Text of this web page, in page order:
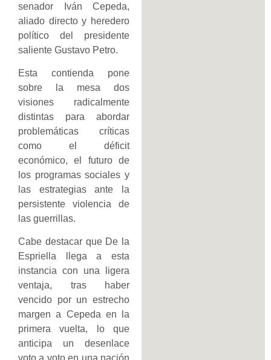
senador Iván Cepeda,
aliado directo y heredero
político del presidente
saliente Gustavo Petro.
Esta contienda pone
sobre la mesa dos
visiones radicalmente
distintas para abordar
problemáticas críticas
como el déficit
económico, el futuro de
los programas sociales y
las estrategias ante la
persistente violencia de
las guerrillas.
Cabe destacar que De la
Espriella llega a esta
instancia con una ligera
ventaja, tras haber
vencido por un estrecho
margen a Cepeda en la
primera vuelta, lo que
anticipa un desenlace